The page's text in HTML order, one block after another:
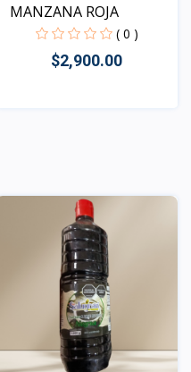
MANZANA ROJA
( 0 )
$2,900.00